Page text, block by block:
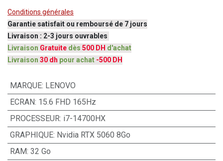
Conditions générales
Garantie satisfait ou remboursé de 7 jours
Livraison : 2-3 jours ouvrables
Livraison Gratuite dès 500 DH d'achat
Livraison 30 dh pour achat -500 DH
MARQUE: LENOVO
ECRAN: 15.6 FHD 165Hz
PROCESSEUR: i7-14700HX
GRAPHIQUE: Nvidia RTX 5060 8Go
RAM: 32 Go